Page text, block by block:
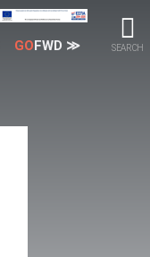
SEARCH
GOFWD ≫